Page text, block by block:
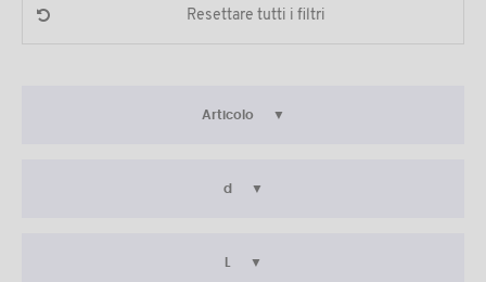
Resettare tutti i filtri
Articolo
d
L